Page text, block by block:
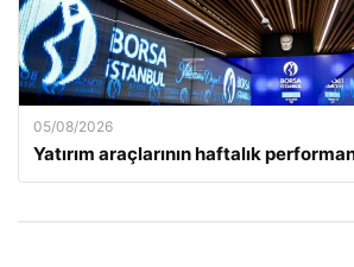
05/08/2026
Yatırım araçlarının haftalık